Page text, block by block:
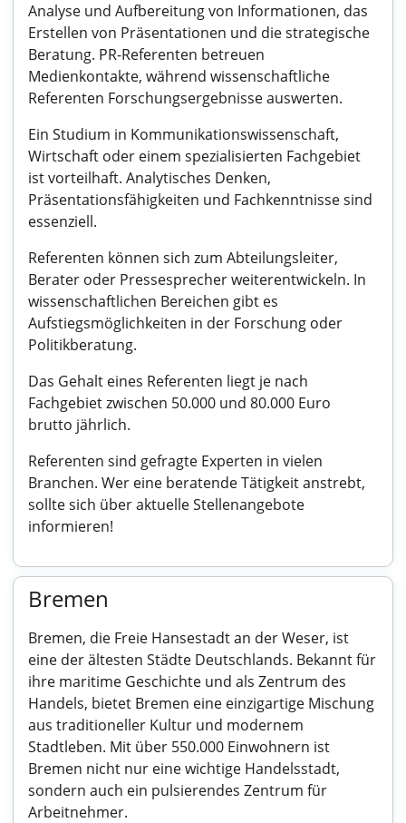
Analyse und Aufbereitung von Informationen, das
Erstellen von Präsentationen und die strategische
Beratung. PR-Referenten betreuen
Medienkontakte, während wissenschaftliche
Referenten Forschungsergebnisse auswerten.
Ein Studium in Kommunikationswissenschaft,
Wirtschaft oder einem spezialisierten Fachgebiet
ist vorteilhaft. Analytisches Denken,
Präsentationsfähigkeiten und Fachkenntnisse sind
essenziell.
Referenten können sich zum Abteilungsleiter,
Berater oder Pressesprecher weiterentwickeln. In
wissenschaftlichen Bereichen gibt es
Aufstiegsmöglichkeiten in der Forschung oder
Politikberatung.
Das Gehalt eines Referenten liegt je nach
Fachgebiet zwischen 50.000 und 80.000 Euro
brutto jährlich.
Referenten sind gefragte Experten in vielen
Branchen. Wer eine beratende Tätigkeit anstrebt,
sollte sich über aktuelle Stellenangebote
informieren!
Bremen
Bremen, die Freie Hansestadt an der Weser, ist
eine der ältesten Städte Deutschlands. Bekannt für
ihre maritime Geschichte und als Zentrum des
Handels, bietet Bremen eine einzigartige Mischung
aus traditioneller Kultur und modernem
Stadtleben. Mit über 550.000 Einwohnern ist
Bremen nicht nur eine wichtige Handelsstadt,
sondern auch ein pulsierendes Zentrum für
Arbeitnehmer.